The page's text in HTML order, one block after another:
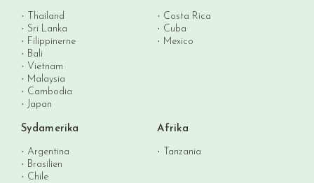
Thailand
Sri Lanka
Filippinerne
Bali
Vietnam
Malaysia
Cambodia
Japan
Costa Rica
Cuba
Mexico
Sydamerika
Argentina
Brasilien
Chile
Afrika
Tanzania